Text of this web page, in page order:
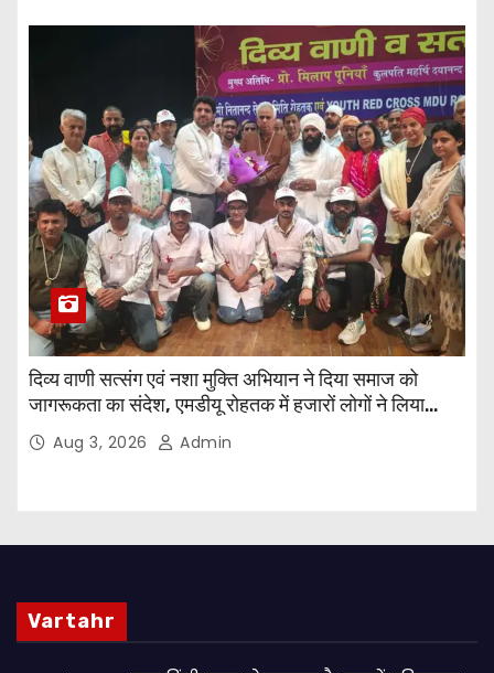
दिव्य वाणी सत्संग एवं नशा मुक्ति अभियान ने दिया समाज को
जागरूकता का संदेश, एमडीयू रोहतक में हजारों लोगों ने लिया
संकल्पAug 3, 2026 Admin
Vartahr